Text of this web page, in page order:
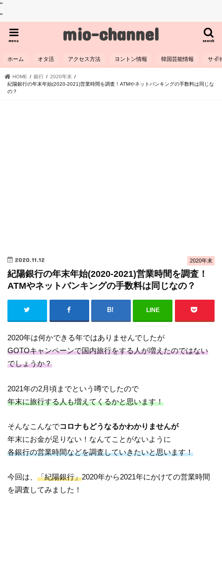
"
"
mio-channel search
menu
ホーム オタ活 アクセス方法 ヨントン情報 韓国芸能情報 サイ
HOME 銀行
2020年末
紀陽銀行の年末年始(2020-2021)営業時間を調査！ATMやネットバンキングの手数料は同じな
の？
2020年末
2020.11.12
紀陽銀行の年末年始(2020-2021)営業時間を調査！
ATMやネットバンキングの手数料は同じなの？
LINE
2020年は何かできる年ではありませんでしたが
GOTOキャンペーンで国内旅行をする人が増えたのではない
でしょうか？
2021年の2月頃までという噂でしたので
年末に旅行する人も増えてくるかと思います！
そんなこんなでコロナもどうなるかわかりませんが
年末にお金が足りない！なんてことがないように
各銀行の営業時間などを調査していきたいと思います！
今回は、「紀陽銀行」2020年から2021年にかけての営業時間
を調査してみました！